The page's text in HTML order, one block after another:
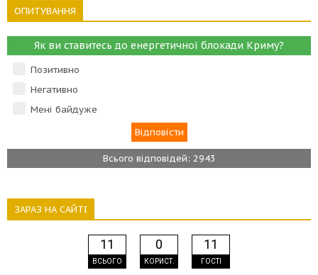
ОПИТУВАННЯ
Як ви ставитесь до енергетичної блокади Криму?
Позитивно
Негативно
Мені байдуже
Всього відповідей: 2943
ЗАРАЗ НА САЙТІ
11
ВСЬОГО
0
КОРИСТ.
11
ГОСТІ